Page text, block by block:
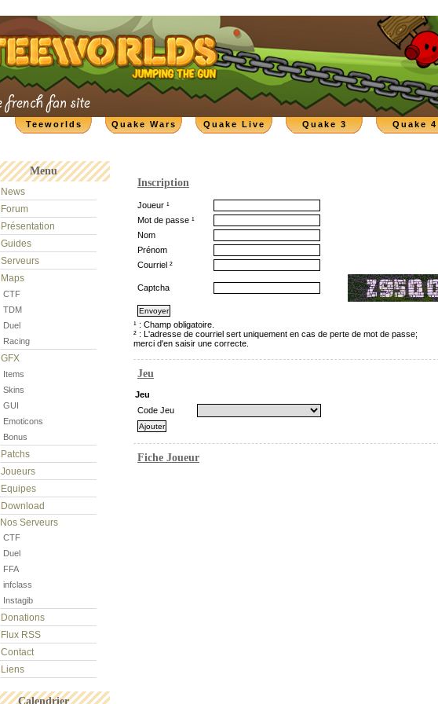
Quake 4
Quake 3
Quake Live
Quake Wars
Teeworlds
Menu
News
Forum
Présentation
Guides
Serveurs
Maps
CTF
TDM
Duel
Racing
GFX
Items
Skins
GUI
Emoticons
Bonus
Patchs
Joueurs
Equipes
Download
Nos Serveurs
CTF
Duel
FFA
infclass
Instagib
Donations
Flux RSS
Contact
Liens
Calendrier
Inscription
Joueur ¹
Mot de passe ¹
Nom
Prénom
Courriel ²
Captcha
¹ : Champ obligatoire.
² : L'adresse de courriel sert uniquement en cas de perte de mot de passe;
merci d'en saisir une correcte.
Jeu
Jeu
Code Jeu
Fiche Joueur